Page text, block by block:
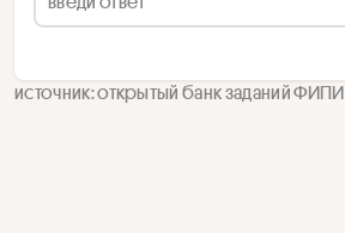
источник: открытый банк заданий ФИПИ